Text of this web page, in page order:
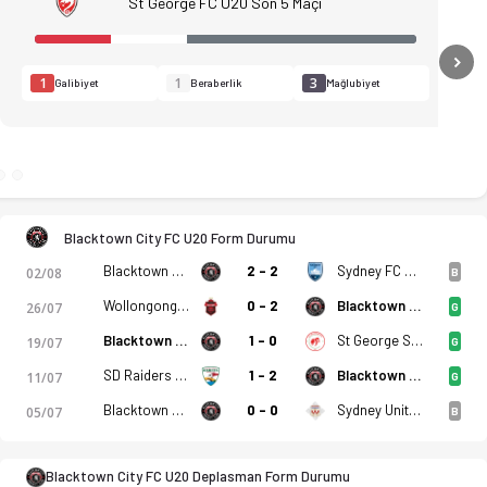
başlıyor. Muhtemel kadrolar, ilk 11'ler, iddaa oranları ve
1 Galibiyet 1 Beraberlik 3 Mağlubiyet
Blacktown City FC U20 Form Durumu
02/08 Blacktown City FC U20 2 - 2 Sydney FC U20 B
26/07 Wollongong Wolves U20 0 - 2 Blacktown City FC U20 G
19/07 Blacktown City FC U20 1 - 0 St George Saints U20 G
11/07 SD Raiders U20 1 - 2 Blacktown City FC U20 G
05/07 Blacktown City FC U20 0 - 0 Sydney United U20 B
Blacktown City FC U20 Deplasman Form Durumu